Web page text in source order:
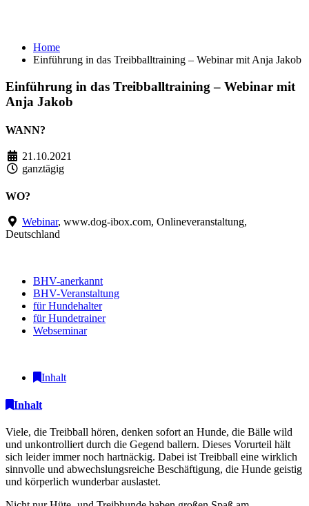
Home
Einführung in das Treibballtraining – Webinar mit Anja Jakob
Einführung in das Treibballtraining – Webinar mit
Anja Jakob
WANN?
21.10.2021
ganztägig
WO?
Webinar, www.dog-ibox.com, Onlineveranstaltung,
Deutschland
BHV-anerkannt
BHV-Veranstaltung
für Hundehalter
für Hundetrainer
Webseminar
Inhalt
Inhalt
Viele, die Treibball hören, denken sofort an Hunde, die Bälle wild
und unkontrolliert durch die Gegend ballern. Dieses Vorurteil hält
sich leider immer noch hartnäckig. Dabei ist Treibball eine wirklich
sinnvolle und abwechslungsreiche Beschäftigung, die Hunde geistig
und körperlich wunderbar auslastet.